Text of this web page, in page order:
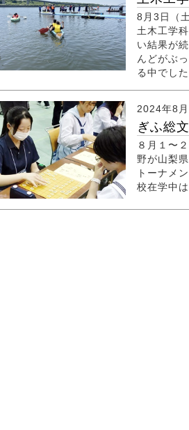
8月3日（
土木工学
い結果が
んどがぶ
る中でし
2024年8
ぎふ総
８月１〜
野が山梨
トーナメ
校在学中